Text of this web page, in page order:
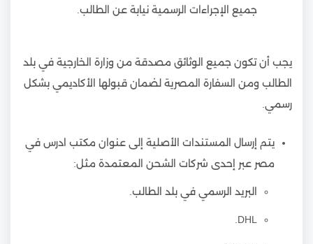
جميع الإجراءات الرسمية نيابة عن الطالب.
يجب أن تكون جميع الوثائق مصدقة من وزارة الخارجية في بلد
الطالب ومن السفارة المصرية لضمان قبولها الأكاديمي بشكل
رسمي.
يتم إرسال المستندات الأصلية إلى عنوان مكتب ادرس في
مصر عبر إحدى شركات الشحن المعتمدة مثل:
البريد الرسمي في بلد الطالب.
DHL.